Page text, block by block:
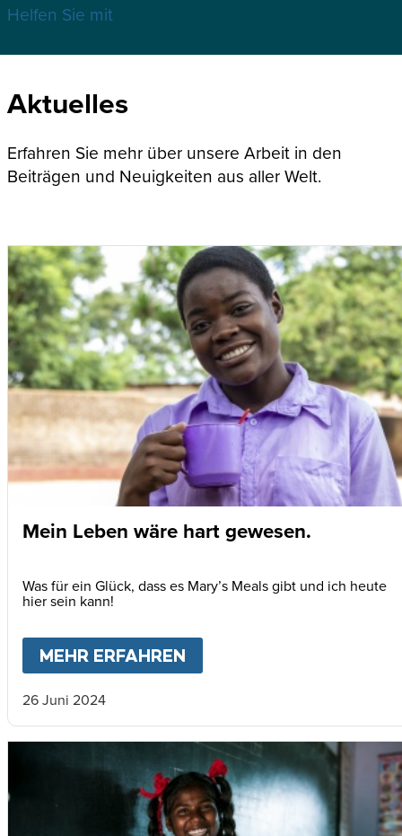
Helfen Sie mit
Aktuelles
Erfahren Sie mehr über unsere Arbeit in den
Beiträgen und Neuigkeiten aus aller Welt.
Mein Leben wäre hart gewesen.
Was für ein Glück, dass es Mary’s Meals gibt und ich heute
hier sein kann!
MEHR ERFAHREN
26 Juni 2024